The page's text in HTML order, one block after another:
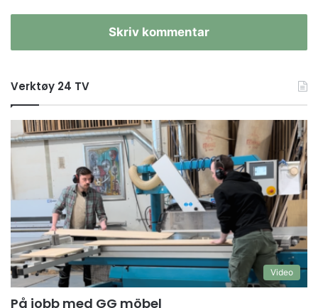
Skriv kommentar
Verktøy 24 TV
Video
På jobb med GG möbel